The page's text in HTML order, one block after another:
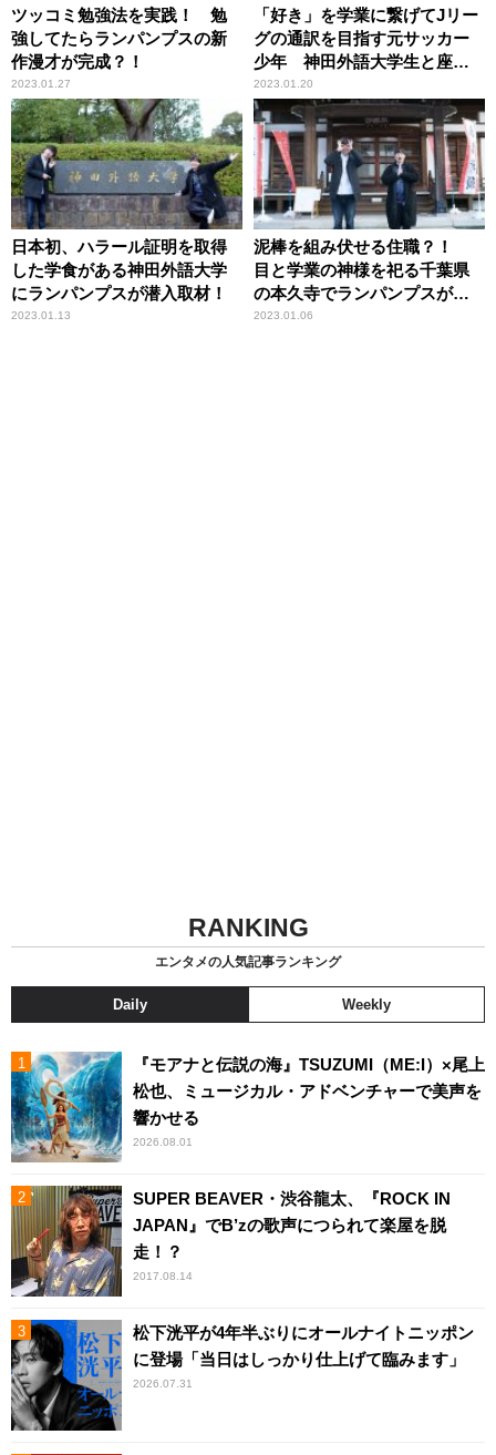
ツッコミ勉強法を実践！ 勉
強してたらランパンプスの新
作漫才が完成？！
2023.01.27
「好き」を学業に繋げてJリー
グの通訳を目指す元サッカー
少年 神田外語大学生と座談
会！
2023.01.20
日本初、ハラール証明を取得
した学食がある神田外語大学
にランパンプスが潜入取材！
2023.01.13
泥棒を組み伏せる住職？！
目と学業の神様を祀る千葉県
の本久寺でランパンプスが合
格祈願！
2023.01.06
RANKING
エンタメの人気記事ランキング
Daily Weekly
『モアナと伝説の海』TSUZUMI（ME:I）×尾上
松也、ミュージカル・アドベンチャーで美声を
響かせる
2026.08.01
SUPER BEAVER・渋谷龍太、『ROCK IN
JAPAN』でB’zの歌声につられて楽屋を脱
走！？
2017.08.14
松下洸平が4年半ぶりにオールナイトニッポン
に登場「当日はしっかり仕上げて臨みます」
2026.07.31